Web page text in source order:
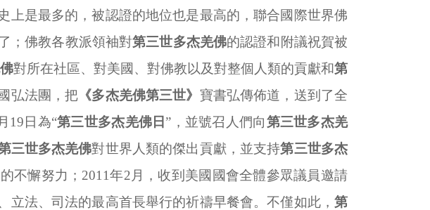
是最多的，被認證的地位也是最高的，聯合國際世界佛
；佛教各教派領袖對第三世多杰羌佛的認證和附議祝賀被
對所在社區、對美國、對佛教以及對整個人類的貢獻和第
弘法團，把 《多杰羌佛第三世》 寶書弘傳佈道，送到了全
月 19 日為“第三世多杰羌佛日 ”，並號召人們向第三世多杰羌
三世多杰羌佛對世界人類的傑出貢獻，並支持第三世多杰
不懈努力； 2011年2 月，收到美國國會全體參眾議員邀請
立法、司法的最高首長舉行的祈禱早餐會。不僅如此，第